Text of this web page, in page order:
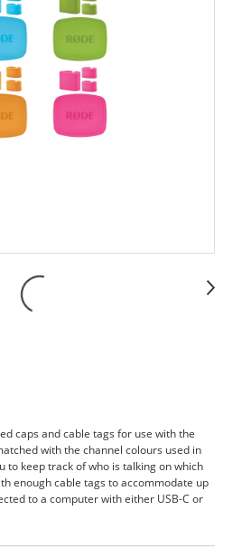
caps and cable tags for use with the
with the channel colours used in
to keep track of who is talking on which
enough cable tags to accommodate up
to a computer with either USB-C or